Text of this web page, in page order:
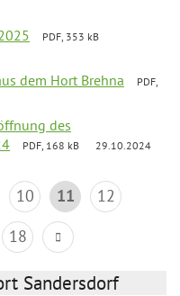
PDF, 353 kB
dem Hort Brehna
PDF,
des
PDF, 168 kB 29.10.2024
10 11
12
18
Sandersdorf